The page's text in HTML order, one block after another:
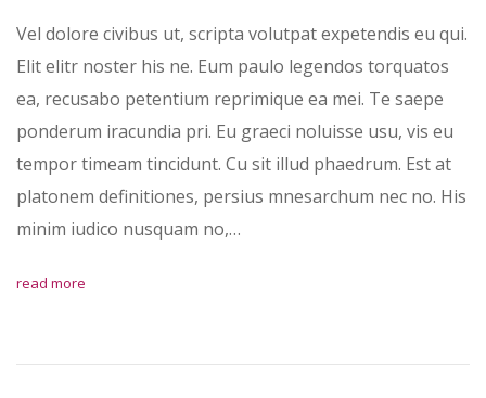
Vel dolore civibus ut, scripta volutpat expetendis eu qui.
Elit elitr noster his ne. Eum paulo legendos torquatos
ea, recusabo petentium reprimique ea mei. Te saepe
ponderum iracundia pri. Eu graeci noluisse usu, vis eu
tempor timeam tincidunt. Cu sit illud phaedrum. Est at
platonem definitiones, persius mnesarchum nec no. His
minim iudico nusquam no,…
read more